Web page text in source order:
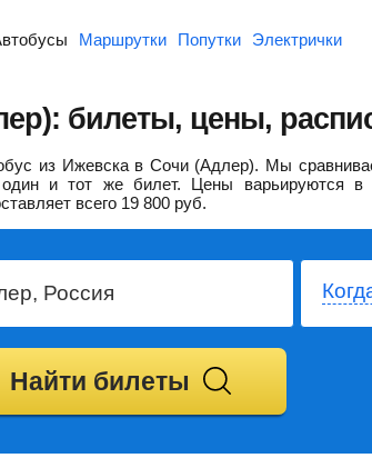
Маршрутки Попутки Электрички
билеты, цены,
из Ижевска в Сочи (Адлер). Мы
и тот же билет. Цены варьируются в
всего 19 800 руб.
Найти билеты